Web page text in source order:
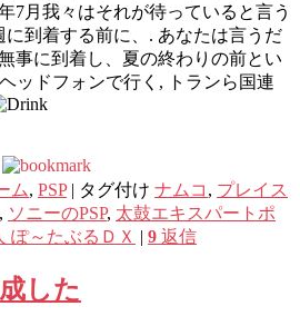
7月我々はそれが待っていると言う
に到着する前に、. あなたは言うだ
事に到着し、夏の終わりの前とい
ッドフォンで行く, トランら国連
ム, PSP | タグ付け ナムコ , プレイス
, ソニーのPSP, 太鼓エキスパートポ
ぽ～たぶるＤＸ | 9 返信
した